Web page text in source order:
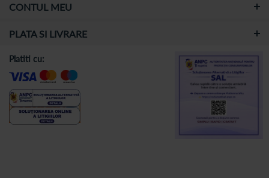
CONTUL MEU
PLATA SI LIVRARE
Platiti cu: